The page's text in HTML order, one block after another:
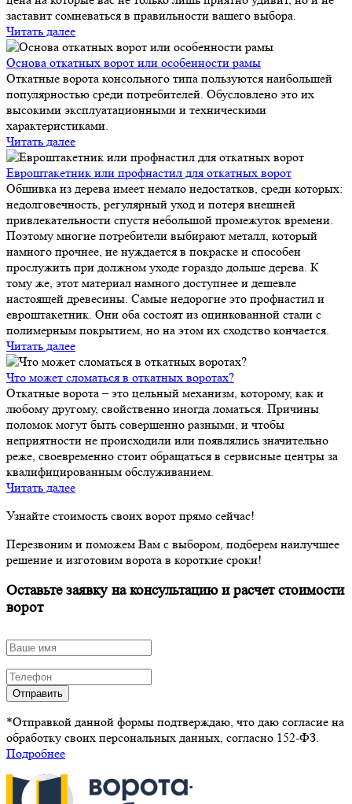
заставит сомневаться в правильности вашего выбора.
Читать далее
Основа откатных ворот или особенности рамы
Откатные ворота консольного типа пользуются наибольшей
популярностью среди потребителей. Обусловлено это их
высокими эксплуатационными и техническими
характеристиками.
Читать далее
Евроштакетник или профнастил для откатных ворот
Обшивка из дерева имеет немало недостатков, среди которых:
недолговечность, регулярный уход и потеря внешней
привлекательности спустя небольшой промежуток времени.
Поэтому многие потребители выбирают металл, который
намного прочнее, не нуждается в покраске и способен
прослужить при должном уходе гораздо дольше дерева. К
тому же, этот материал намного доступнее и дешевле
настоящей древесины. Самые недорогие это профнастил и
евроштакетник. Они оба состоят из оцинкованной стали с
полимерным покрытием, но на этом их сходство кончается.
Читать далее
Что может сломаться в откатных воротах?
Откатные ворота – это цельный механизм, которому, как и
любому другому, свойственно иногда ломаться. Причины
поломок могут быть совершенно разными, и чтобы
неприятности не происходили или появлялись значительно
реже, своевременно стоит обращаться в сервисные центры за
квалифицированным обслуживанием.
Читать далее
Узнайте стоимость своих ворот прямо сейчас!
Перезвоним и поможем Вам с выбором, подберем наилучшее
решение и изготовим ворота в короткие сроки!
Оставьте заявку на консультацию и расчет стоимости
ворот
Отправить
*Отправкой данной формы подтверждаю, что даю согласие на
обработку своих персональных данных, согласно 152-ФЗ.
Подробнее